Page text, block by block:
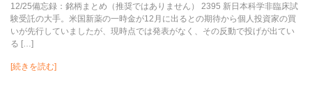
12/25備忘録：銘柄まとめ（推奨ではありません） 2395 新日本科学非臨床試
験受託の大手。米国新薬の一時金が12月に出るとの期待から個人投資家の買
いが先行していましたが、現時点では発表がなく、その反動で投げが出てい
る […]
[続きを読む]